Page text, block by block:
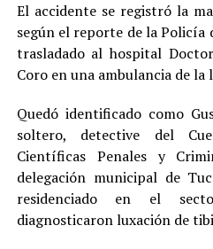
El accidente se registró la
según el reporte de la Policía
trasladado al hospital
Coro en una ambulancia de la
Quedó identificado como
soltero, detective del
Científicas Penales y
delegación municipal de
residenciado en el
diagnosticaron luxación de